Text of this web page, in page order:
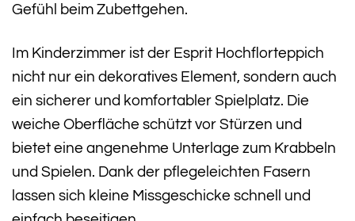
Gefühl beim Zubettgehen.
Im Kinderzimmer ist der Esprit Hochflorteppich
nicht nur ein dekoratives Element, sondern auch
ein sicherer und komfortabler Spielplatz. Die
weiche Oberfläche schützt vor Stürzen und
bietet eine angenehme Unterlage zum Krabbeln
und Spielen. Dank der pflegeleichten Fasern
lassen sich kleine Missgeschicke schnell und